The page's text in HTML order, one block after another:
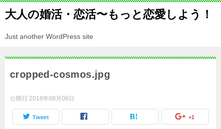
大人の婚活・恋活〜もっと恋愛しよう！
Just another WordPress site
cropped-cosmos.jpg
公開日:2018年08月08日
Tweet +1